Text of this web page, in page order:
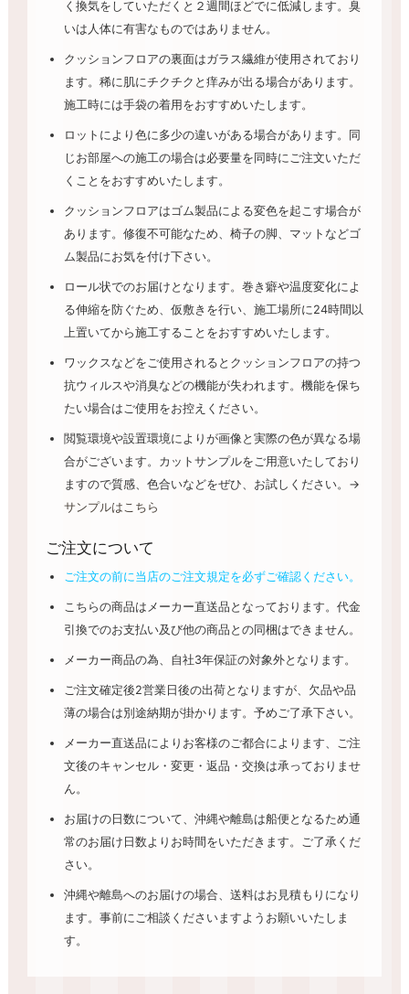
く換気をしていただくと２週間ほどでに低減します。臭
いは人体に有害なものではありません。
クッションフロアの裏面はガラス繊維が使用されており
ます。稀に肌にチクチクと痒みが出る場合があります。
施工時には手袋の着用をおすすめいたします。
ロットにより色に多少の違いがある場合があります。同
じお部屋への施工の場合は必要量を同時にご注文いただ
くことをおすすめいたします。
クッションフロアはゴム製品による変色を起こす場合が
あります。修復不可能なため、椅子の脚、マットなどゴ
ム製品にお気を付け下さい。
ロール状でのお届けとなります。巻き癖や温度変化によ
る伸縮を防ぐため、仮敷きを行い、施工場所に24時間以
上置いてから施工することをおすすめいたします。
ワックスなどをご使用されるとクッションフロアの持つ
抗ウィルスや消臭などの機能が失われます。機能を保ち
たい場合はご使用をお控えください。
閲覧環境や設置環境によりが画像と実際の色が異なる場
合がございます。カットサンプルをご用意いたしており
ますので質感、色合いなどをぜひ、お試しください。→
サンプルはこちら
ご注文について
ご注文の前に当店のご注文規定を必ずご確認ください。
こちらの商品はメーカー直送品となっております。代金
引換でのお支払い及び他の商品との同梱はできません。
メーカー商品の為、自社3年保証の対象外となります。
ご注文確定後2営業日後の出荷となりますが、欠品や品
薄の場合は別途納期が掛かります。予めご了承下さい。
メーカー直送品によりお客様のご都合によります、ご注
文後のキャンセル・変更・返品・交換は承っておりませ
ん。
お届けの日数について、沖縄や離島は船便となるため通
常のお届け日数よりお時間をいただきます。ご了承くだ
さい。
沖縄や離島へのお届けの場合、送料はお見積もりになり
ます。事前にご相談くださいますようお願いいたしま
す。